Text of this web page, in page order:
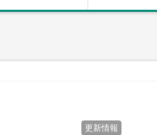
更新情報